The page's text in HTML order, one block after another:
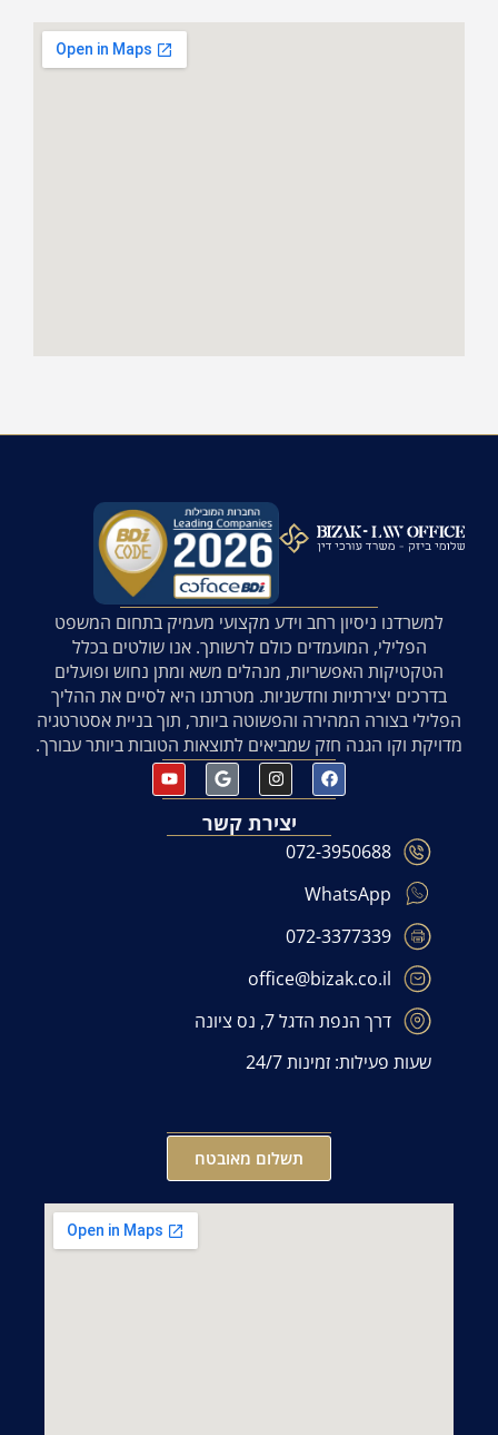
למשרדנו ניסיון רחב וידע מקצועי מעמיק בתחום המשפט
הפלילי, המועמדים כולם לרשותך. אנו שולטים בכלל
הטקטיקות האפשריות, מנהלים משא ומתן נחוש ופועלים
בדרכים יצירתיות וחדשניות. מטרתנו היא לסיים את ההליך
הפלילי בצורה המהירה והפשוטה ביותר, תוך בניית אסטרטגיה
מדויקת וקו הגנה חזק שמביאים לתוצאות הטובות ביותר עבורך.
יצירת קשר
072-3950688
WhatsApp
072-3377339
office@bizak.co.il
דרך הנפת הדגל 7, נס ציונה
שעות פעילות: זמינות 24/7
תשלום מאובטח